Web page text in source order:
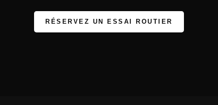
RÉSERVEZ UN ESSAI ROUTIER